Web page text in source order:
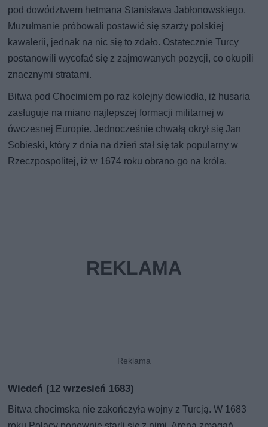
pod dowództwem hetmana Stanisława Jabłonowskiego.
Muzułmanie próbowali postawić się szarży polskiej
kawalerii, jednak na nic się to zdało. Ostatecznie Turcy
postanowili wycofać się z zajmowanych pozycji, co okupili
znacznymi stratami.
Bitwa pod Chocimiem po raz kolejny dowiodła, iż husaria
zasługuje na miano najlepszej formacji militarnej w
ówczesnej Europie. Jednocześnie chwałą okrył się Jan
Sobieski, który z dnia na dzień stał się tak popularny w
Rzeczpospolitej, iż w 1674 roku obrano go na króla.
Wiedeń (12 wrzesień 1683)
Bitwa chocimska nie zakończyła wojny z Turcją. W 1683